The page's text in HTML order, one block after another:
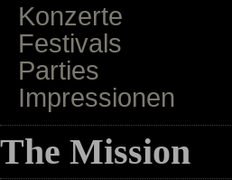
Konzerte
Festivals
Parties
Impressionen
The Mission